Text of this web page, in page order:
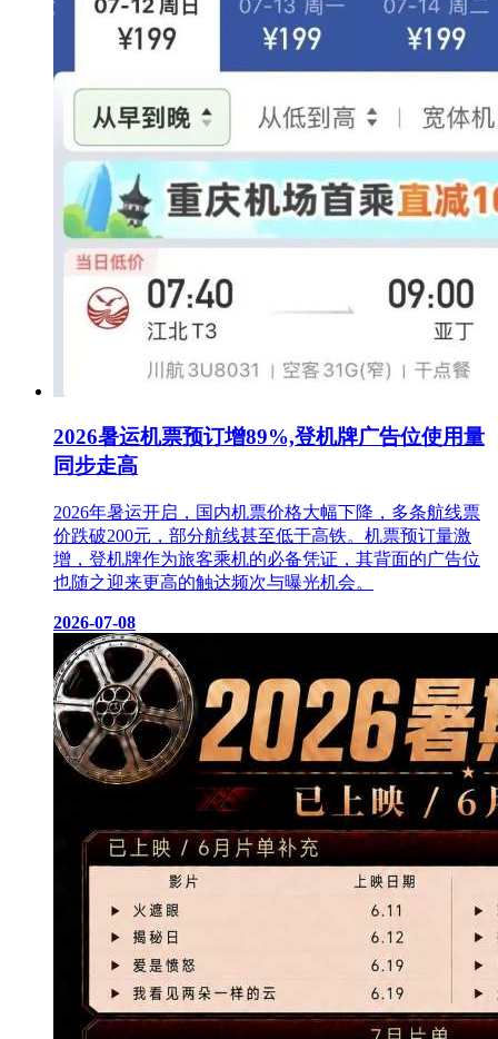
2026暑运机票预订增89%,登机牌广告位使用量
同步走高
2026年暑运开启，国内机票价格大幅下降，多条航线票
价跌破200元，部分航线甚至低于高铁。机票预订量激
增，登机牌作为旅客乘机的必备凭证，其背面的广告位
也随之迎来更高的触达频次与曝光机会。
2026-07-08